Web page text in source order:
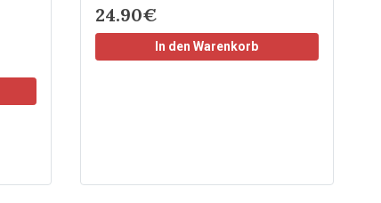
24.90€
In den Warenkorb